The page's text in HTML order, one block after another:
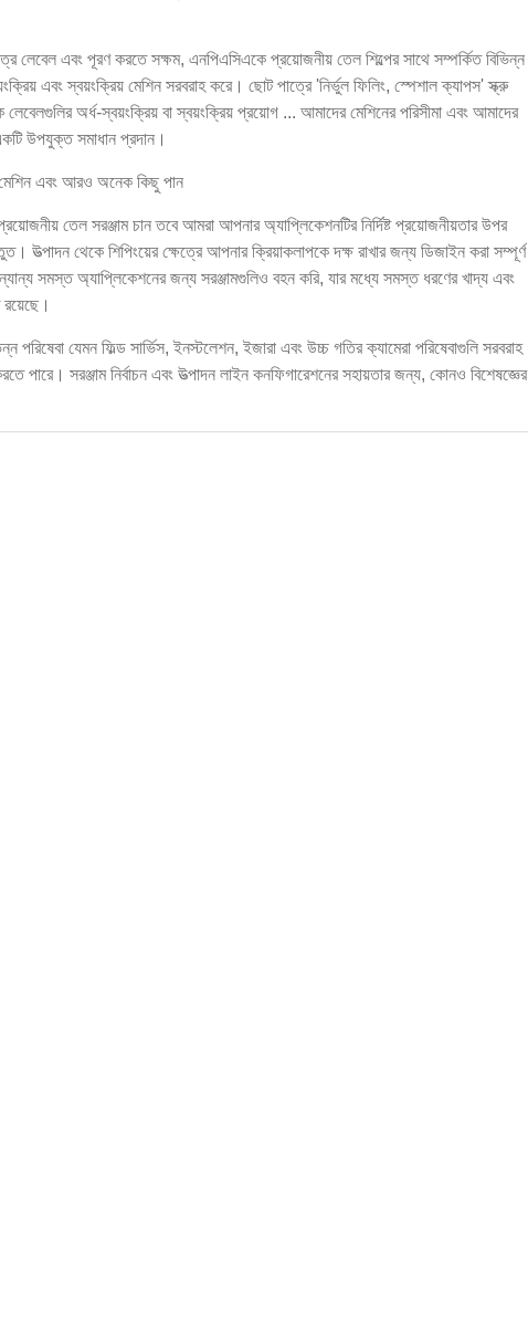
এবং পূরণ করতে সক্ষম, এনপিএসিএকে প্রয়োজনীয় তেল শিল্পের সাথে সম্পর্কিত বিভিন্ন
এবং স্বয়ংক্রিয় মেশিন সরবরাহ করে। ছোট পাত্রে 'নির্ভুল ফিলিং, স্পেশাল ক্যাপস' স্ক্রু
অর্ধ-স্বয়ংক্রিয় বা স্বয়ংক্রিয় প্রয়োগ ... আমাদের মেশিনের পরিসীমা এবং আমাদের
উপযুক্ত সমাধান প্রদান।
এবং আরও অনেক কিছু পান
তেল সরঞ্জাম চান তবে আমরা আপনার অ্যাপ্লিকেশনটির নির্দিষ্ট প্রয়োজনীয়তার উপর
থেকে শিপিংয়ের ক্ষেত্রে আপনার ক্রিয়াকলাপকে দক্ষ রাখার জন্য ডিজাইন করা সম্পূর্ণ
সমস্ত অ্যাপ্লিকেশনের জন্য সরঞ্জামগুলিও বহন করি, যার মধ্যে সমস্ত ধরণের খাদ্য এবং
যেমন ফিল্ড সার্ভিস, ইনস্টলেশন, ইজারা এবং উচ্চ গতির ক্যামেরা পরিষেবাগুলি সরবরাহ
পারে। সরঞ্জাম নির্বাচন এবং উত্পাদন লাইন কনফিগারেশনের সহায়তার জন্য, কোনও বিশেষজ্ঞের